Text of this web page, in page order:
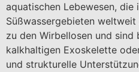
aquatischen Lebewesen, die
Süßwassergebieten
zu den Wirbellosen und
kalkhaltigen Exoskelette
und strukturelle